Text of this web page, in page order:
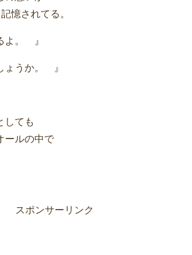
憶されてる。
よ。 』
ょうか。 』
しても
ールの中で
スポンサーリンク